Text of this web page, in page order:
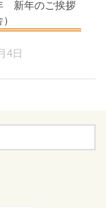
新年のご挨拶
4日